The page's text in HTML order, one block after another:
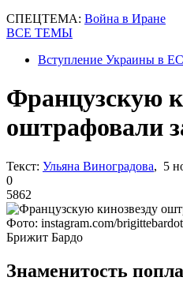
СПЕЦТЕМА: Война в Иране
ВСЕ ТЕМЫ
Вступление Украины в ЕС
Французскую
оштрафовали
Текст: Ульяна Виноградова, 5
0
5862
Фото: instagram.com/
Брижит Бардо
Знаменитость